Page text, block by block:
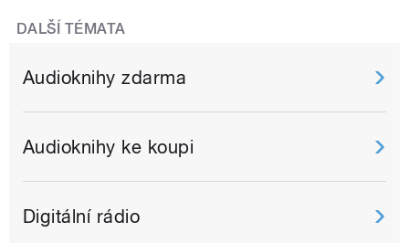
DALŠÍ TÉMATA
Audioknihy zdarma
Audioknihy ke koupi
Digitální rádio